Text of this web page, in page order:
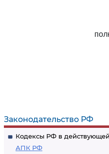
Законодательство РФ
Кодексы РФ в
АПК РФ